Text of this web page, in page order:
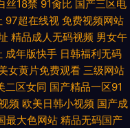
丝18禁 91肏比 国产三区电
97超在线视 免费视频网站
精品成人无码视频 男女午
成年版快手 日韩福利无码
女黄片免费观看 三级网站
二区女同 国产精品一区91
频 欧美日韩小视频 国产成
最大色网站 精品无码国产